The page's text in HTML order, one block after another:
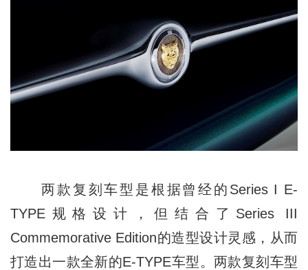
两款复刻车型是根据曾经的Series I E-
TYPE规格设计，但结合了Series III
Commemorative Edition的造型设计灵感，从而
打造出一款全新的E-TYPE车型。两款复刻车型